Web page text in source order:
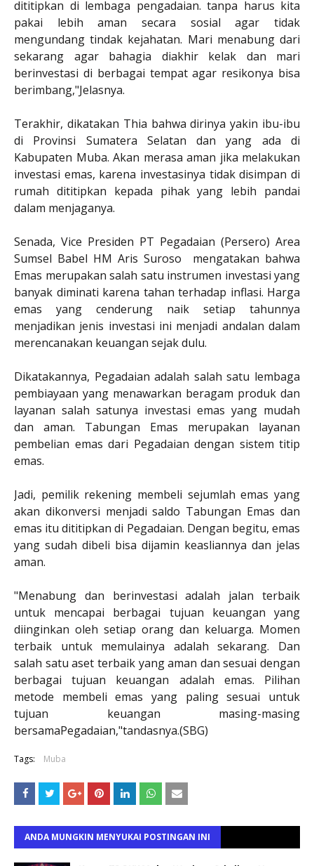
dititipkan di lembaga pengadaian. tanpa harus kita
pakai lebih aman secara sosial agar tidak
mengundang tindak kejahatan. Mari menabung dari
sekarang agar bahagia diakhir kelak dan mari
berinvestasi di berbagai tempat agar resikonya bisa
berimbang,"Jelasnya.
Terakhir, dikatakan Thia bahwa dirinya yakin ibu-ibu
di Provinsi Sumatera Selatan dan yang ada di
Kabupaten Muba. Akan merasa aman jika melakukan
investasi emas, karena investasinya tidak disimpan di
rumah dititipkan kepada pihak yang lebih pandai
dalam menjaganya.
Senada, Vice Presiden PT Pegadaian (Persero) Area
Sumsel Babel HM Aris Suroso mengatakan bahwa
Emas merupakan salah satu instrumen investasi yang
banyak diminati karena tahan terhadap inflasi. Harga
emas yang cenderung naik setiap tahunnya
menjadikan jenis investasi ini menjadi andalan dalam
merencanakan keuangan sejak dulu.
Dikatakannya, Pegadaian adalah salah satu lembaga
pembiayaan yang menawarkan beragam produk dan
layanan salah satunya investasi emas yang mudah
dan aman. Tabungan Emas merupakan layanan
pembelian emas dari Pegadaian dengan sistem titip
emas.
Jadi, pemilik rekening membeli sejumlah emas yang
akan dikonversi menjadi saldo Tabungan Emas dan
emas itu dititipkan di Pegadaian. Dengan begitu, emas
yang sudah dibeli bisa dijamin keasliannya dan jelas
aman.
"Menabung dan berinvestasi adalah jalan terbaik
untuk mencapai berbagai tujuan keuangan yang
diinginkan oleh setiap orang dan keluarga. Momen
terbaik untuk memulainya adalah sekarang. Dan
salah satu aset terbaik yang aman dan sesuai dengan
berbagai tujuan keuangan adalah emas. Pilihan
metode membeli emas yang paling sesuai untuk
tujuan keuangan masing-masing
bersamaPegadaian,"tandasnya.(SBG)
Tags: Muba
ANDA MUNGKIN MENYUKAI POSTINGAN INI